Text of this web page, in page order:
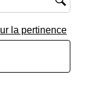
la pertinence